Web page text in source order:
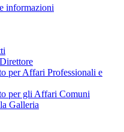
informazioni
per Affari Professionali e
per gli Affari Comuni
Galleria